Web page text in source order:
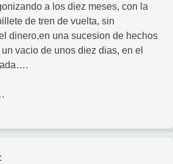
a los diez meses, con la
de tren de vuelta, sin
dinero,en una sucesion de hechos
vacio de unos diez dias, en el